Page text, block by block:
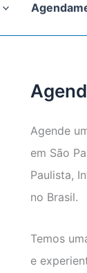
Agende
em São
Paulista,
no Brasil.
Temos
e